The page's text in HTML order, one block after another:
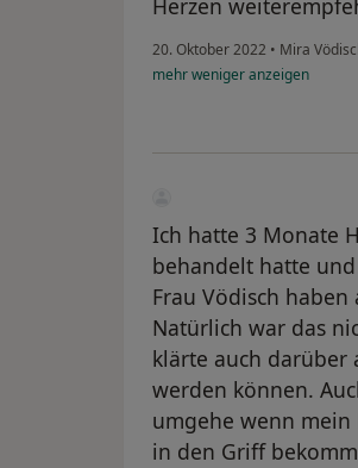
Herzen
20. Oktober 2022 • Mira
mehrwenigeranzeigen
Ich hatte 3 Monate
behandelt hatte
Frau Vödisch
Natürlich war das
klärte auch darüber
werden können.
umgehe wenn
in den Griff